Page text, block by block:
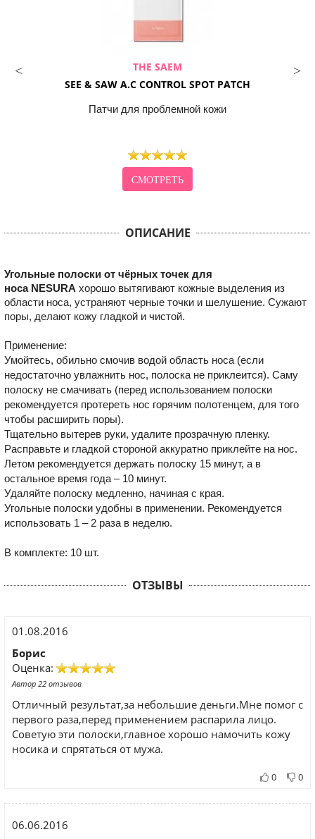
THE SAEM
SEE & SAW A.C CONTROL SPOT PATCH
Патчи для проблемной кожи
СМОТРЕТЬ
ОПИСАНИЕ
Угольные полоски от чёрных точек для
носа NESURA хорошо вытягивают кожные выделения из
области носа, устраняют черные точки и шелушение. Сужают
поры, делают кожу гладкой и чистой.
Применение:
Умойтесь, обильно смочив водой область носа (если
недостаточно увлажнить нос, полоска не приклеится). Саму
полоску не смачивать (перед использованием полоски
рекомендуется протереть нос горячим полотенцем, для того
чтобы расширить поры).
Тщательно вытерев руки, удалите прозрачную пленку.
Расправьте и гладкой стороной аккуратно приклейте на нос.
Летом рекомендуется держать полоску 15 минут, а в
остальное время года – 10 минут.
Удаляйте полоску медленно, начиная с края.
Угольные полоски удобны в применении. Рекомендуется
использовать 1 – 2 раза в неделю.
В комплекте: 10 шт.
ОТЗЫВЫ
01.08.2016
Борис
Оценка:
Автор 22 отзывов
Отличный результат,за небольшие деньги.Мне помог с
первого раза,перед применением распарила лицо.
Советую эти полоски,главное хорошо намочить кожу
носика и спрятаться от мужа.
0 0
06.06.2016